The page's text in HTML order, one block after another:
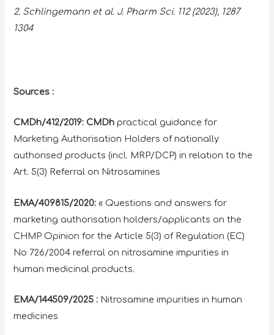
2. Schlingemann et al. J. Pharm Sci. 112 (2023), 1287
1304
Sources :
CMDh/412/2019: CMDh practical guidance for
Marketing Authorisation Holders of nationally
authorised products (incl. MRP/DCP) in relation to the
Art. 5(3) Referral on Nitrosamines
EMA/409815/2020:« Questions and answers for
marketing authorisation holders/applicants on the
CHMP Opinion for the Article 5(3) of Regulation (EC)
No 726/2004 referral on nitrosamine impurities in
human medicinal products.
EMA/144509/2025 : Nitrosamine impurities in human
medicines